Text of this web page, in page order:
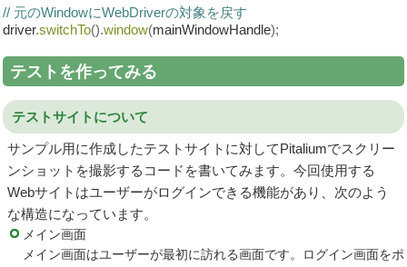
// 元のWindowにWebDriverの対象を戻す
driver.switchTo().window(mainWindowHandle);
テストを作ってみる
テストサイトについて
サンプル用に作成したテストサイトに対してPitaliumでスクリー
ンショットを撮影するコードを書いてみます。今回使用する
Webサイトはユーザーがログインできる機能があり、次のよう
な構造になっています。
メイン画面
メイン画面はユーザーが最初に訪れる画面です。ログイン画面をポ